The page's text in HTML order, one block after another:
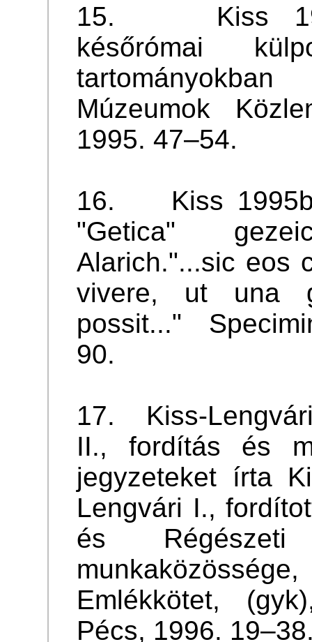
15. Kiss
későrómai
Múzeumok
1995. 47–54.
16. Kiss 1995b:
"Getica"
Alarich."...sic eos
vivere, ut una
possit..."
90.
17. Kiss-Lengvári
II., fordítás és
jegyzeteket írta
Lengvári I.,
és Régészeti
Emlékkötet,
Pécs, 1996.